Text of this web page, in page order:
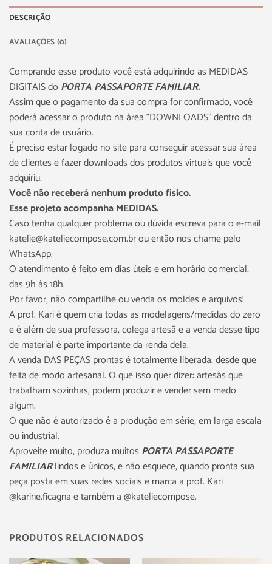
DESCRIÇÃO
AVALIAÇÕES (0)
Comprando esse produto você está adquirindo as MEDIDAS
DIGITAIS do PORTA PASSAPORTE FAMILIAR.
Assim que o pagamento da sua compra for confirmado, você
poderá acessar o produto na área “DOWNLOADS” dentro da
sua conta de usuário.
É preciso estar logado no site para conseguir acessar sua área
de clientes e fazer downloads dos produtos virtuais que você
adquiriu.
Você não receberá nenhum produto físico.
Esse projeto acompanha MEDIDAS.
Caso tenha qualquer problema ou dúvida escreva para o e-mail
katelie@kateliecompose.com.br ou então nos chame pelo
WhatsApp.
O atendimento é feito em dias úteis e em horário comercial,
das 9h às 18h.
Por favor, não compartilhe ou venda os moldes e arquivos!
A prof. Kari é quem cria todas as modelagens/medidas do zero
e é além de sua professora, colega artesã e a venda desse tipo
de material é parte importante da renda dela.
A venda DAS PEÇAS prontas é totalmente liberada, desde que
feita de modo artesanal. O que isso quer dizer: artesãs que
trabalham sozinhas, podem produzir e vender sem medo
algum.
O que não é autorizado é a produção em série, em larga escala
ou industrial.
Aproveite muito, produza muitos PORTA PASSAPORTE
FAMILIARlindos e únicos, e não esquece, quando pronta sua
peça posta em suas redes sociais e marca a prof. Kari
@karine.ficagna e também a @kateliecompose.
PRODUTOS RELACIONADOS